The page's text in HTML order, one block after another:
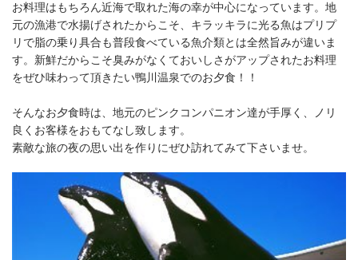
お料理はもちろん近海で取れた海の幸が中心になっています。地
元の漁港で水揚げされたからこそ、キラッキラに光る魚はプリプ
リで脂の乗り具合も普段食べている魚介類とは全然旨みが違いま
す。新鮮だからこそ臭みがなくておいしさがアップされたお料理
をぜひ味わって頂きたい鴨川温泉でのお夕食！！
そんなお夕食時は、地元のピンクコンパニオン達が手厚く、ノリ
良くお客様をおもてなし致します。
素敵な旅の夜の思い出を作りにぜひ訪れてみて下さいませ。